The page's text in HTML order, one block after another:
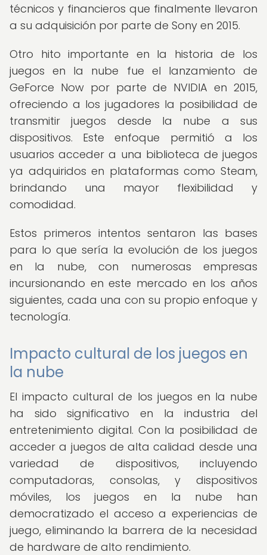
técnicos y financieros que finalmente llevaron
a su adquisición por parte de Sony en 2015.
Otro hito importante en la historia de los
juegos en la nube fue el lanzamiento de
GeForce Now por parte de NVIDIA en 2015,
ofreciendo a los jugadores la posibilidad de
transmitir juegos desde la nube a sus
dispositivos. Este enfoque permitió a los
usuarios acceder a una biblioteca de juegos
ya adquiridos en plataformas como Steam,
brindando una mayor flexibilidad y
comodidad.
Estos primeros intentos sentaron las bases
para lo que sería la evolución de los juegos
en la nube, con numerosas empresas
incursionando en este mercado en los años
siguientes, cada una con su propio enfoque y
tecnología.
Impacto cultural de los juegos en
la nube
El impacto cultural de los juegos en la nube
ha sido significativo en la industria del
entretenimiento digital. Con la posibilidad de
acceder a juegos de alta calidad desde una
variedad de dispositivos, incluyendo
computadoras, consolas, y dispositivos
móviles, los juegos en la nube han
democratizado el acceso a experiencias de
juego, eliminando la barrera de la necesidad
de hardware de alto rendimiento.